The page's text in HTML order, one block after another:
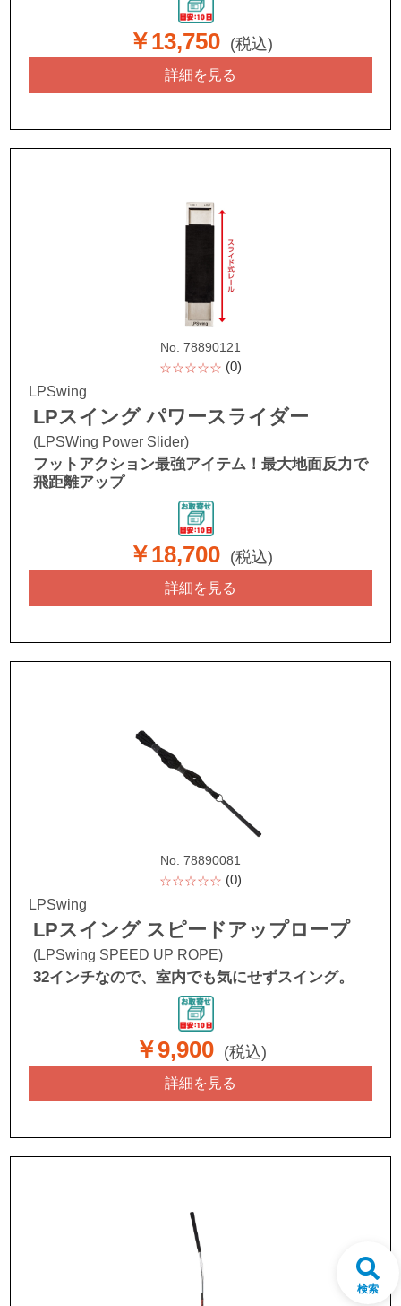
￥13,750 (税込)
詳細を見る
No. 78890121
☆☆☆☆☆ (0)
LPSwing
LPスイング パワースライダー
(LPSWing Power Slider)
フットアクション最強アイテム！最大地面反力で
飛距離アップ
￥18,700 (税込)
詳細を見る
No. 78890081
☆☆☆☆☆ (0)
LPSwing
LPスイング スピードアップロープ
(LPSwing SPEED UP ROPE)
32インチなので、室内でも気にせずスイング。
￥9,900 (税込)
詳細を見る